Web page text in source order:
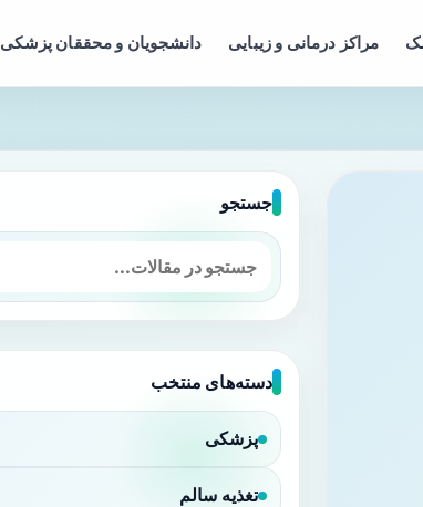
مراکز درمانی و زیبایی دانشجویان و محققان پزشکی
جستجو
دسته‌های منتخب
پزشکی
تغذیه سالم